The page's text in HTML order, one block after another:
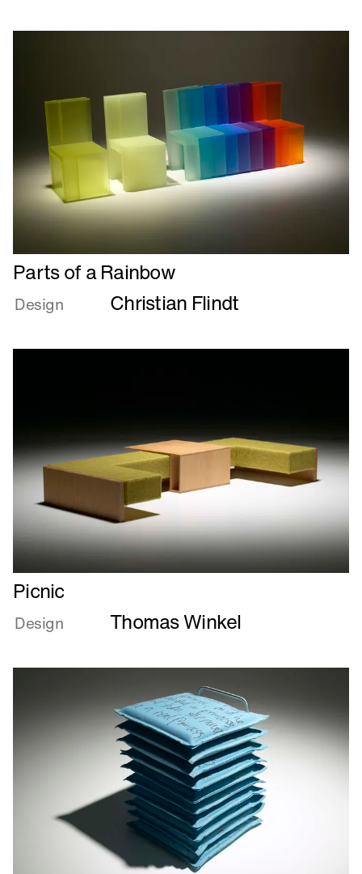
Læs
mere
om
Parts of a Rainbow
Design Christian Flindt
Læs
mere
om
Picnic
Design Thomas Winkel